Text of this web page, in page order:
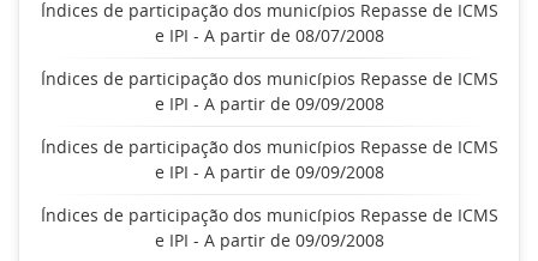
Índices de participação dos municípios Repasse de ICMS
e IPI - A partir de 08/07/2008
Índices de participação dos municípios Repasse de ICMS
e IPI - A partir de 09/09/2008
Índices de participação dos municípios Repasse de ICMS
e IPI - A partir de 09/09/2008
Índices de participação dos municípios Repasse de ICMS
e IPI - A partir de 09/09/2008